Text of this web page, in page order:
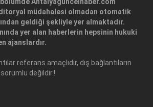
müdahalesi olmadan otomatik
geldiği şekliyle yer almaktadır.
yer alan haberlerin hepsinin hukuki
ajanslardır.
referans amaçlıdır, dış bağlantıların
değildir.!